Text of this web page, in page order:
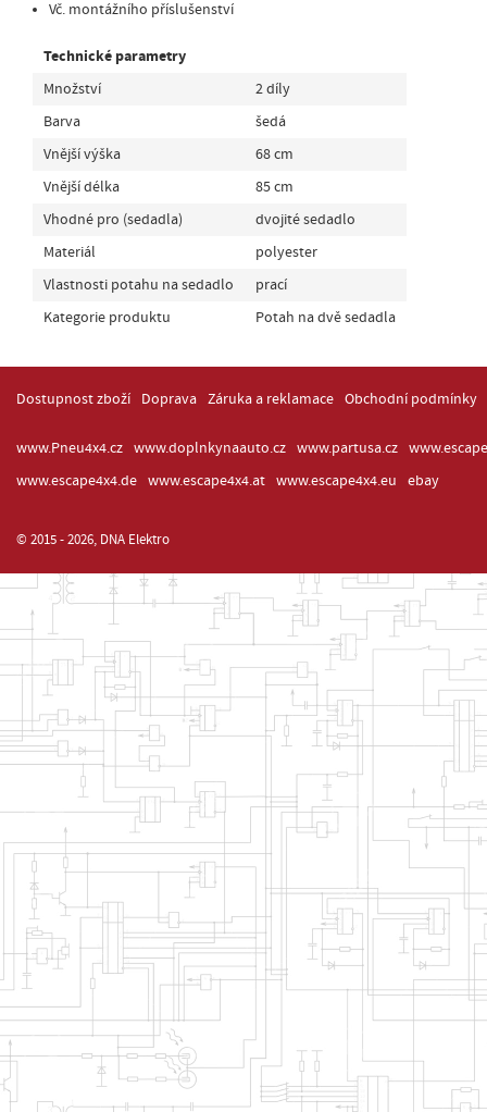
Vč. montážního příslušenství
Technické parametry
Množství
2 díly
Barva
šedá
Vnější výška
68 cm
Vnější délka
85 cm
Vhodné pro (sedadla)
dvojité sedadlo
Materiál
polyester
Vlastnosti potahu na sedadlo
prací
Kategorie produktu
Potah na dvě sedadla
Dostupnost zboží Doprava Záruka a reklamace Obchodní podmínky
www.Pneu4x4.cz www.doplnkynaauto.cz www.partusa.cz
www.escape4x4.de
www.escape4x4.at www.escape4x4.eu ebay
© 2015 - 2026, DNA Elektro